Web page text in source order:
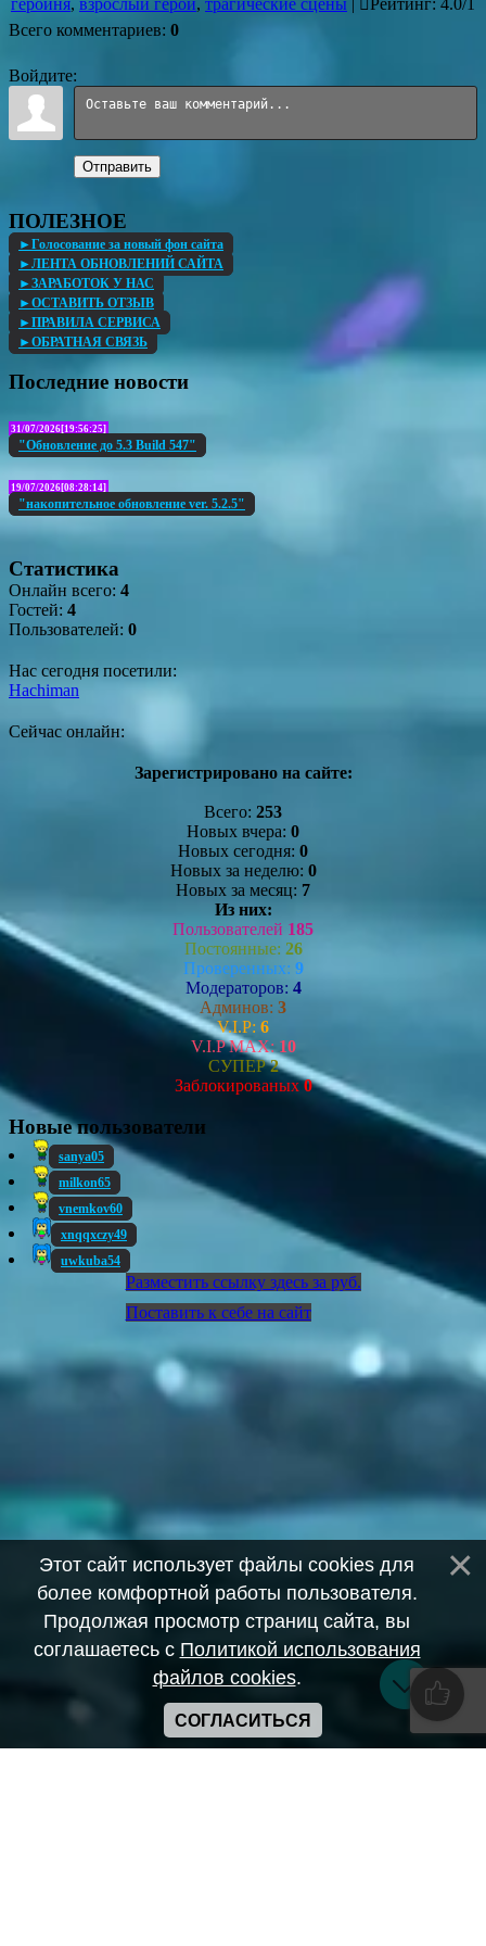
героиня, взрослый герой, трагические сцены | Рейтинг: 4.0/1
Всего комментариев: 0
Войдите:
Отправить
ПОЛЕЗНОЕ
►Голосование за новый фон сайта
►ЛЕНТА ОБНОВЛЕНИЙ САЙТА
►ЗАРАБОТОК У НАС
►ОСТАВИТЬ ОТЗЫВ
►ПРАВИЛА СЕРВИСА
►ОБРАТНАЯ СВЯЗЬ
Последние новости
31/07/2026[19:56:25]
"Обновление до 5.3 Build 547"
19/07/2026[08:28:14]
"накопительное обновление ver. 5.2.5"
Статистика
Онлайн всего: 4
Гостей: 4
Пользователей: 0
Нас сегодня посетили:
Hachiman
Сейчас онлайн:
Зарегистрировано на сайте:
Всего: 253
Новых вчера: 0
Новых сегодня: 0
Новых за неделю: 0
Новых за месяц: 7
Из них:
Пользователей 185
Постоянные: 26
Проверенных: 9
Модераторов: 4
Админов: 3
V.I.P: 6
V.I.P MAX: 10
СУПЕР2
Заблокированых0
Новые пользователи
sanya05
milkon65
vnemkov60
xnqqxczy49
uwkuba54
Разместить ссылку здесь за руб.
Поставить к себе на сайт
Этот сайт использует файлы cookies для
более комфортной работы пользователя.
Продолжая просмотр страниц сайта, вы
соглашаетесь с Политикой использования
файлов cookies.
СОГЛАСИТЬСЯ